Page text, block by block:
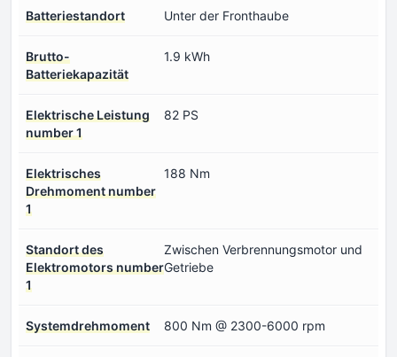
Batteriestandort Unter der Fronthaube
Brutto-
Batteriekapazität
1.9 kWh
Elektrische Leistung
number 1
82 PS
Elektrisches
Drehmoment number
1
188 Nm
Standort des
Elektromotors number
1
Zwischen Verbrennungsmotor und
Getriebe
Systemdrehmoment 800 Nm @ 2300-6000 rpm